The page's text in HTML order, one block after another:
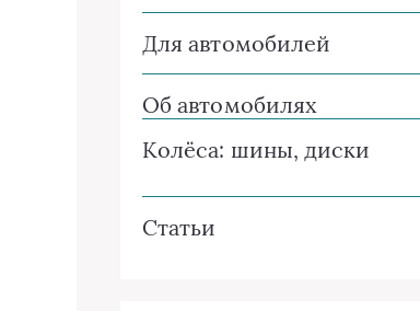
Для автомобилей
Об автомобилях
Колёса: шины, диски
Статьи